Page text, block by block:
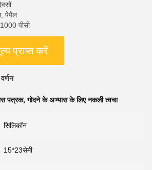
पेपैल
1000 पीसी
प्राप्त करें
पत्रक,गोदने के अभ्यास के लिए नकली त्वचा
सिलिकॉन
15*23सेमी